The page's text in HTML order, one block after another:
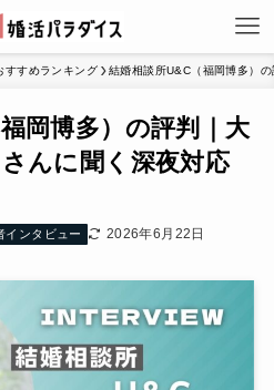
すすめランキング 結婚相談所U&C（福岡博多）
岡博多）の評判｜大
んに聞く深夜対応
インタビュー 2026年6月22日